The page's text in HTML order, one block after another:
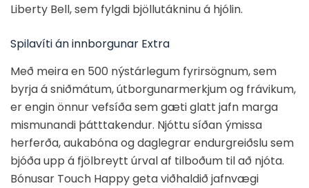
Liberty Bell, sem fylgdi bjöllutákninu á hjólin.
Spilavíti án innborgunar Extra
Með meira en 500 nýstárlegum fyrirsögnum, sem
byrja á sniðmátum, útborgunarmerkjum og frávikum,
er engin önnur vefsíða sem gæti glatt jafn marga
mismunandi þátttakendur. Njóttu síðan ýmissa
herferða, aukabóna og daglegrar endurgreiðslu sem
bjóða upp á fjölbreytt úrval af tilboðum til að njóta.
Bónusar Touch Happy geta viðhaldið jafnvægi